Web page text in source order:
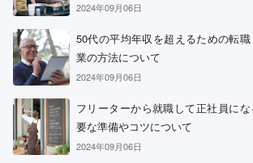
2024年09月06日
50代の平均年収を超えるための転
業の方法について
2024年09月06日
フリーターから就職して正社員に
要な準備やコツについて
2024年09月06日